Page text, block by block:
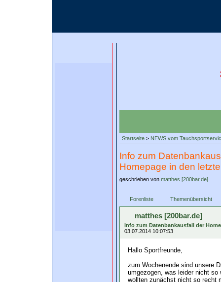
Startseite > NEWS vom
Info zum
Homepage in den
geschrieben von matthes [200bar.de]
Forenliste Themenübersicht
matthes [200bar.de]
Info zum Datenbankausfall der
03.07.2014 10:07:53
Hallo Sportfreunde,
zum Wochenende sind unsere
umgezogen, was leider nicht
wollten zunächst nicht so recht